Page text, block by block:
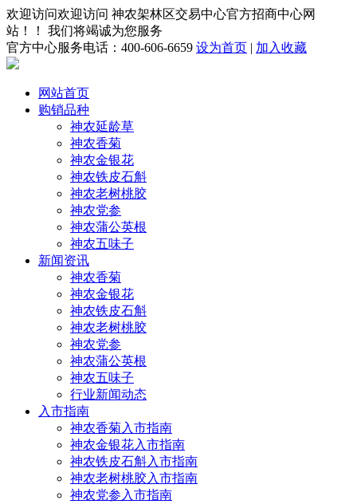
欢迎访问欢迎访问 神农架林区交易中心官方招商中心网
站！！ 我们将竭诚为您服务
官方中心服务电话：400-606-6659 设为首页 | 加入收藏
网站首页
购销品种
神农延龄草
神农香菊
神农金银花
神农铁皮石斛
神农老树桃胶
神农党参
神农蒲公英根
神农五味子
新闻资讯
神农香菊
神农金银花
神农铁皮石斛
神农老树桃胶
神农党参
神农蒲公英根
神农五味子
行业新闻动态
入市指南
神农香菊入市指南
神农金银花入市指南
神农铁皮石斛入市指南
神农老树桃胶入市指南
神农党参入市指南